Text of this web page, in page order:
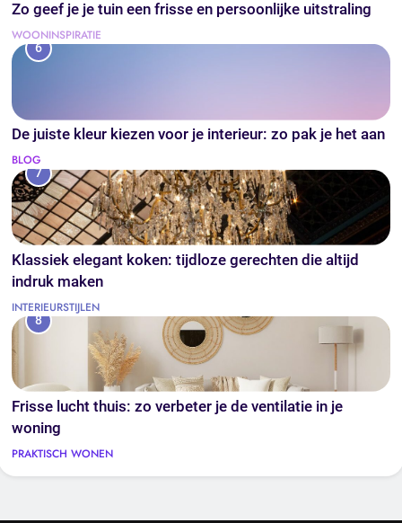
Zo geef je je tuin een frisse en persoonlijke uitstraling
WOONINSPIRATIE
6
De juiste kleur kiezen voor je interieur: zo pak je het aan
BLOG
7
Klassiek elegant koken: tijdloze gerechten die altijd
indruk maken
INTERIEURSTIJLEN
8
Frisse lucht thuis: zo verbeter je de ventilatie in je
woning
PRAKTISCH WONEN